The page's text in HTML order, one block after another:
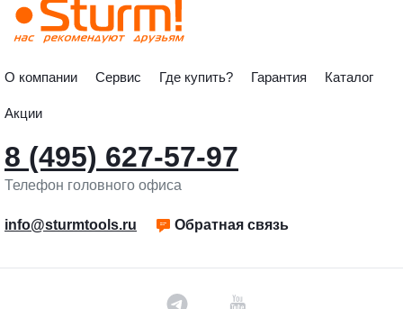
О компании Сервис Где купить? Гарантия Каталог
Акции
8 (495) 627-57-97
Телефон головного офиса
info@sturmtools.ru Обратная связь